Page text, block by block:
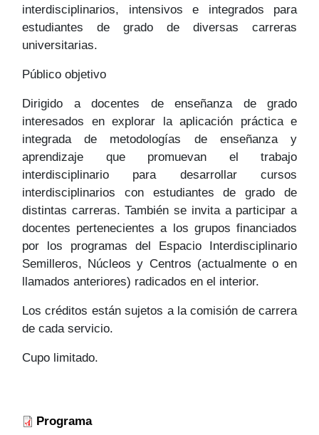
interdisciplinarios, intensivos e integrados para
estudiantes de grado de diversas carreras
universitarias.
Público objetivo
Dirigido a docentes de enseñanza de grado
interesados en explorar la aplicación práctica e
integrada de metodologías de enseñanza y
aprendizaje que promuevan el trabajo
interdisciplinario para desarrollar cursos
interdisciplinarios con estudiantes de grado de
distintas carreras. También se invita a participar a
docentes pertenecientes a los grupos financiados
por los programas del Espacio Interdisciplinario
Semilleros, Núcleos y Centros (actualmente o en
llamados anteriores) radicados en el interior.
Los créditos están sujetos a la comisión de carrera
de cada servicio.
Cupo limitado.
Programa